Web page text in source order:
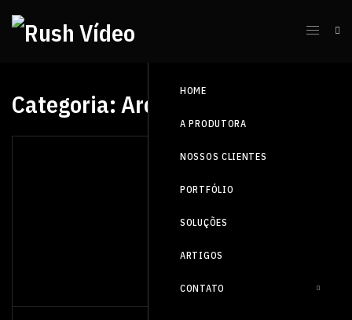
HOME
A PRODUTORA
NOSSOS CLIENTES
PORTFÓLIO
SOLUÇÕES
ARTIGOS
CONTATO
Categoria: Architecture